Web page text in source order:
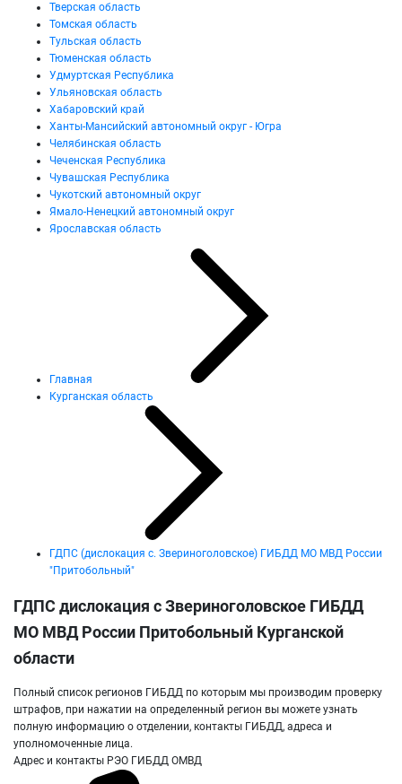
Тверская область
Томская область
Тульская область
Тюменская область
Удмуртская Республика
Ульяновская область
Хабаровский край
Ханты-Мансийский автономный округ - Югра
Челябинская область
Чеченская Республика
Чувашская Республика
Чукотский автономный округ
Ямало-Ненецкий автономный округ
Ярославская область
Главная
Курганская область
ГДПС (дислокация с. Звериноголовское) ГИБДД МО МВД России
"Притобольный"
ГДПС дислокация с Звериноголовское ГИБДД
МО МВД России Притобольный Курганской
области
Полный список регионов ГИБДД по которым мы производим проверку
штрафов, при нажатии на определенный регион вы можете узнать
полную информацию о отделении, контакты ГИБДД, адреса и
уполномоченные лица.
Адрес и контакты РЭО ГИБДД ОМВД